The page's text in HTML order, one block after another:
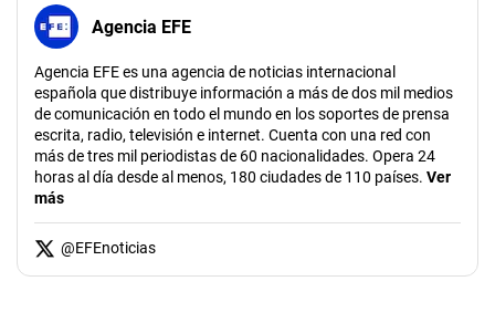
Agencia EFE
Agencia EFE es una agencia de noticias internacional
española que distribuye información a más de dos mil medios
de comunicación en todo el mundo en los soportes de prensa
escrita, radio, televisión e internet. Cuenta con una red con
más de tres mil periodistas de 60 nacionalidades. Opera 24
horas al día desde al menos, 180 ciudades de 110 países. Ver
más
@EFEnoticias